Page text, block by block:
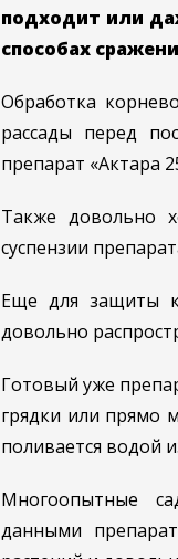
подходит или
способах
Обработка
рассады перед
препарат «Актара
Также довольно
суспензии
Еще для защиты
довольно
Готовый уже
грядки или прямо
поливается водой
Многоопытные
данными